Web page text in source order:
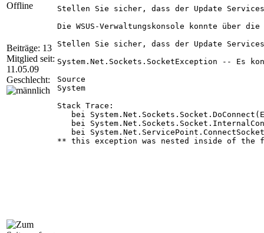
Offline
Beiträge: 13
Mitglied seit:
11.05.09
Geschlecht:
Stellen Sie sicher, dass der Update
Die WSUS-Verwaltungskonsole konnte über
Stellen Sie sicher, dass der Update
System.Net.Sockets.SocketException -- Es
Source
System
Stack Trace:
bei
bei
bei
** this exception was nested inside of the